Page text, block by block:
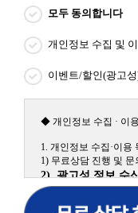
모두 동의합니다
개인정보 수집 및
이벤트/할인(광고
◆ 개인정보 수집 · 이
1. 개인정보 수집·이용
1) 무료상담 진행 및 문
2) 광고성 정보 수
원격평생교육원을
비스 신상품이나